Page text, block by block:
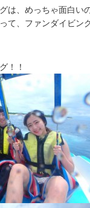
は、めっちゃ面白い
て、ファンダイビン
！！